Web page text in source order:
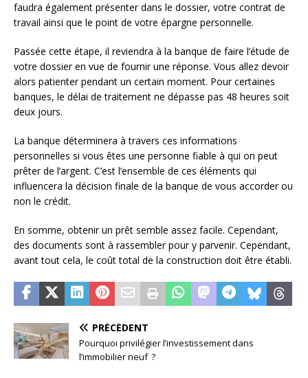
faudra également présenter dans le dossier, votre contrat de
travail ainsi que le point de votre épargne personnelle.
Passée cette étape, il reviendra à la banque de faire l’étude de
votre dossier en vue de fournir une réponse. Vous allez devoir
alors patienter pendant un certain moment. Pour certaines
banques, le délai de traitement ne dépasse pas 48 heures soit
deux jours.
La banque déterminera à travers ces informations
personnelles si vous êtes une personne fiable à qui on peut
prêter de l’argent. C’est l’ensemble de ces éléments qui
influencera la décision finale de la banque de vous accorder ou
non le crédit.
En somme, obtenir un prêt semble assez facile. Cependant,
des documents sont à rassembler pour y parvenir. Cependant,
avant tout cela, le coût total de la construction doit être établi.
PRÉCÉDENT
Pourquoi privilégier l’investissement dans
l’immobilier neuf ?